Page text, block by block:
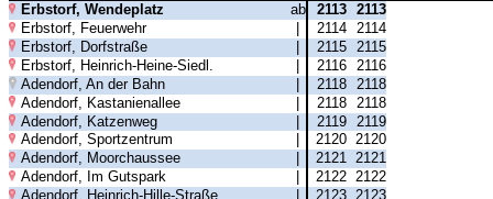
Erbstorf, Wendeplatz
ab 2113 2113
Erbstorf, Feuerwehr
2114 2114
Erbstorf, Dorfstraße
2115 2115
Erbstorf, Heinrich-Heine-Siedl.
2116
2116
Adendorf, An der Bahn
2118
2118
Adendorf, Kastanienallee
| 2118
2118
Adendorf, Katzenweg
| 2119
2119
Adendorf, Sportzentrum
2120 2120
Adendorf, Moorchaussee
2121 2121
Adendorf, Im Gutspark
2122 2122
Adendorf, Heinrich-Hille-Straße
2123 2123